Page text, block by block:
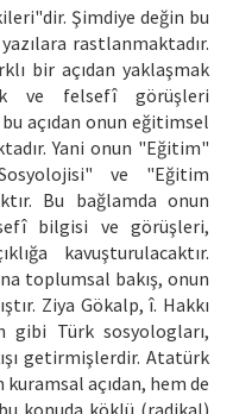
Şimdiye değin bu
rastlanmaktadır.
bir açıdan yaklaşmak
ve felsefî görüşleri
açıdan onun eğitimsel
Yani onun "Eğitim"
ve "Eğitim
Bu bağlamda onun
bilgisi ve görüşleri,
kavuşturulacaktır.
toplumsal bakış, onun
Ziya Gökalp, î. Hakkı
gibi Türk sosyologları,
getirmişlerdir. Atatürk
açıdan, hem de